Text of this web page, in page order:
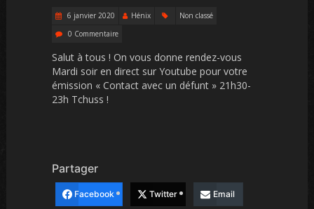
6 janvier 2020 Hénix
Non classé
0 Commentaire
Salut à tous ! On vous donne rendez-vous
Mardi soir en direct sur Youtube pour votre
émission « Contact avec un défunt » 21h30-
23h Tchuss !
Partager
Facebook Twitter Email